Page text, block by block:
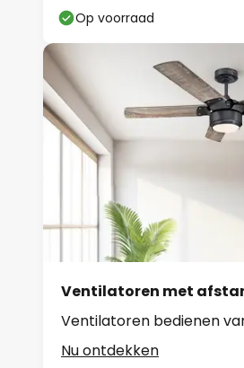
Op voorraad
Ventilatoren met
Ventilatoren bedienen
Nu ontdekken